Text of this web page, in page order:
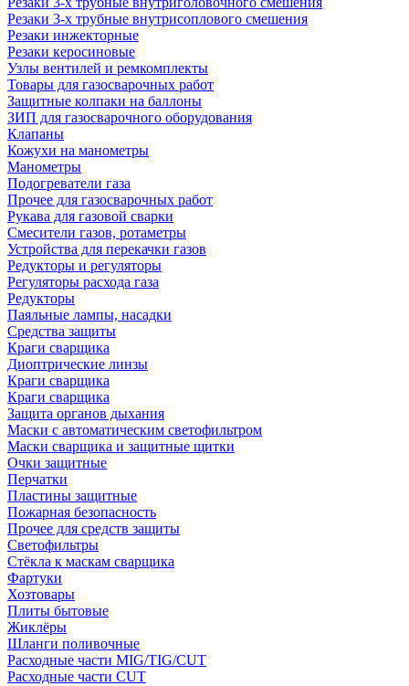
Резаки 3-х трубные внутрисоплового смешения
Резаки инжекторные
Резаки керосиновые
Узлы вентилей и ремкомплекты
Товары для газосварочных работ
Защитные колпаки на баллоны
ЗИП для газосварочного оборудования
Клапаны
Кожухи на манометры
Манометры
Подогреватели газа
Прочее для газосварочных работ
Рукава для газовой сварки
Смесители газов, ротаметры
Устройства для перекачки газов
Редукторы и регуляторы
Регуляторы расхода газа
Редукторы
Паяльные лампы, насадки
Средства защиты
Краги сварщика
Диоптрические линзы
Краги сварщика
Краги сварщика
Защита органов дыхания
Маски с автоматическим светофильтром
Маски сварщика и защитные щитки
Очки защитные
Перчатки
Пластины защитные
Пожарная безопасность
Прочее для средств защиты
Светофильтры
Стёкла к маскам сварщика
Фартуки
Хозтовары
Плиты бытовые
Жиклёры
Шланги поливочные
Расходные части MIG/TIG/CUT
Расходные части CUT